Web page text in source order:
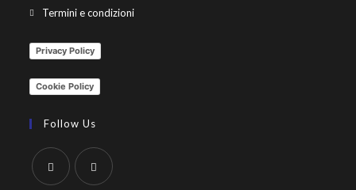
Termini e condizioni
Privacy Policy
Cookie Policy
Follow Us